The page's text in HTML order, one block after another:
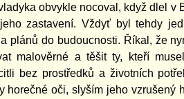
obvykle nocoval, když dlel
zastavení. Vždyť byl tehdy
plánů do budoucnosti. Říkal, že
malověrné a těšit ty, kteří
bez prostředků a životních
horečné oči, slyším jeho vzrušený